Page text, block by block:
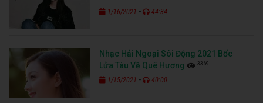
1/16/2021 - 44:34
Nhạc Hải Ngoại Sôi Động 2021 Bốc
Lửa Tàu Về Quê Hương
3369
1/15/2021 - 40:00